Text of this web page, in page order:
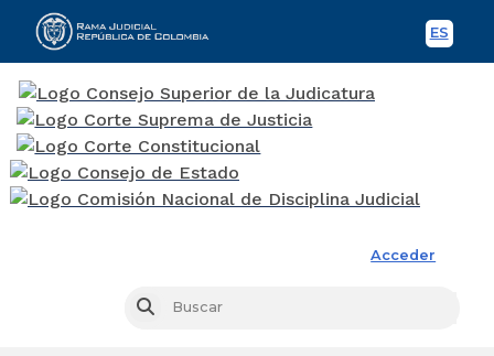
ES
Acceder
Buscar